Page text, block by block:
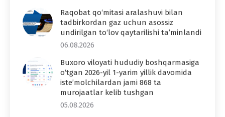
Raqobat qo‘mitasi aralashuvi bilan
tadbirkordan gaz uchun asossiz
undirilgan to‘lov qaytarilishi ta’minlandi
06.08.2026
Buxoro viloyati hududiy boshqarmasiga
o‘tgan 2026-yil 1-yarim yillik davomida
iste’molchilardan jami 868 ta
murojaatlar kelib tushgan
05.08.2026